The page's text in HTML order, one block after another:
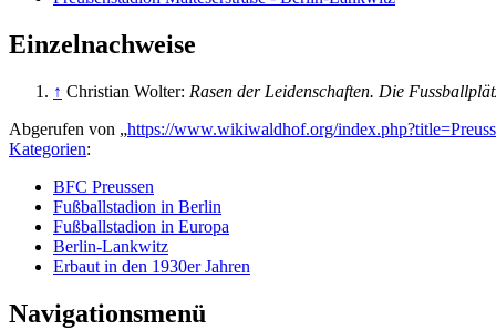
Einzelnachweise
↑ Christian Wolter: Rasen der Leidenschaften. Die
Abgerufen von „https://www.wikiwaldhof.org/
Kategorien:
BFC Preussen
Fußballstadion in Berlin
Fußballstadion in Europa
Berlin-Lankwitz
Erbaut in den 1930er Jahren
Navigationsmenü